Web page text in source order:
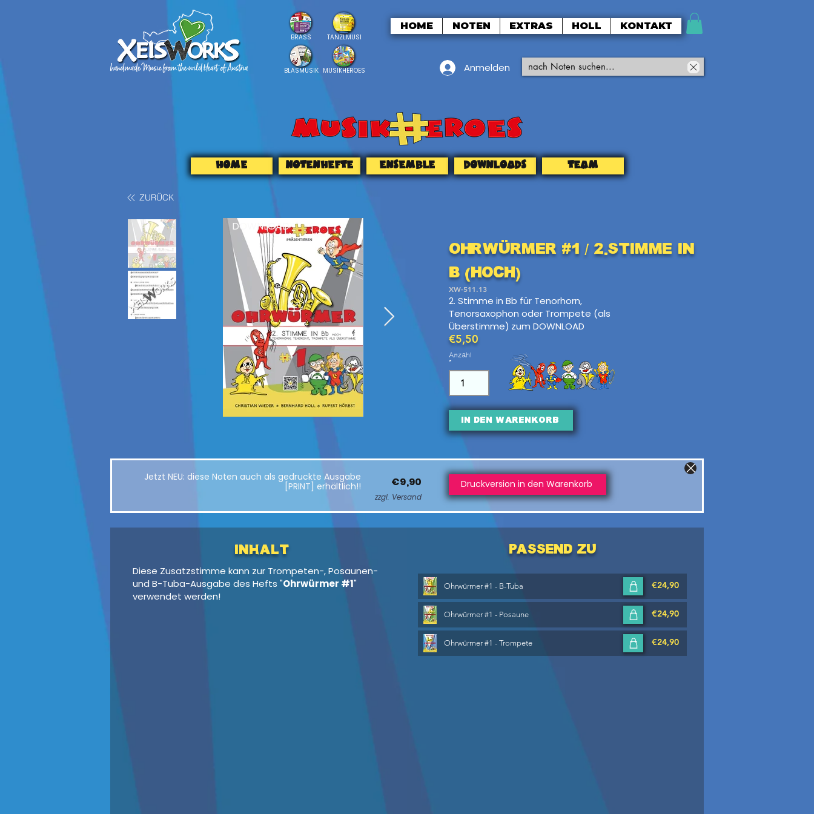
BRASS
BLASMUSIK
TANZLMUSI
MUSIKHEROES
HOME NOTEN EXTRAS HOLL KONTAKT
Anmelden
HOME NOTENHEFTE ENSEMBLE DOWNLOADS TEAM
ZURÜCK
DOWNLOAD
Ohrwürmer #1 / 2.Stimme in
B (hoch)
XW-511.13
2. Stimme in Bb für Tenorhorn,
Tenorsaxophon oder Trompete (als
Überstimme) zum DOWNLOAD
€5,50
Anzahl
In den Warenkorb
Jetzt NEU: diese Noten auch als gedruckte Ausgabe
[PRINT] erhältlich!!
€9,90
zzgl. Versand
Druckversion in den Warenkorb
Inhalt
Diese Zusatzstimme kann zur Trompeten-, Posaunen-
und B-Tuba-Ausgabe des Hefts "Ohrwürmer #1"
verwendet werden!
passend zu
Ohrwürmer #1 - B-Tuba €24,90
Ohrwürmer #1 - Posaune €24,90
Ohrwürmer #1 - Trompete €24,90